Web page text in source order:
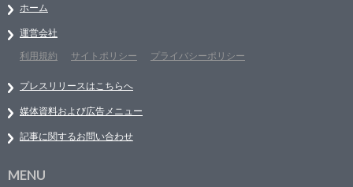
ホーム
運営会社
利用規約
サイトポリシー プライバシーポリシー
プレスリリースはこちらへ
媒体資料および広告メニュー
記事に関するお問い合わせ
MENU